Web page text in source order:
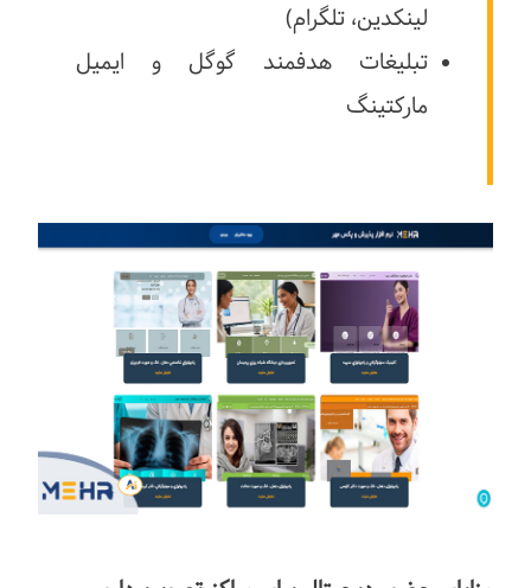
لینکدین، تلگرام)
تبلیغات هدفمند گوگل و ایمیل
مارکتینگ